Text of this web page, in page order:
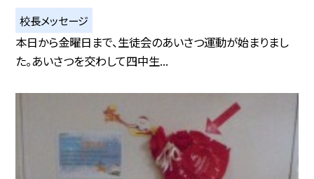
校長メッセージ
本日から金曜日まで、生徒会のあいさつ運動が始まりまし
た。あいさつを交わして四中生...